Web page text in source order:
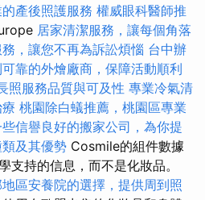
產後照護服務 權威眼科醫師推
居家清潔服務，讓每個角落
，讓您不再為訴訟煩惱 台中辦
靠的外燴廠商，保障活動順利
照服務品質與可及性 專業冷氣清
桃園除白蟻推薦，桃園區專業
信譽良好的搬家公司，為你提
及其優勢 Cosmile的組件數據
支持的信息，而不是化妝品。
區安養院的選擇，提供周到照